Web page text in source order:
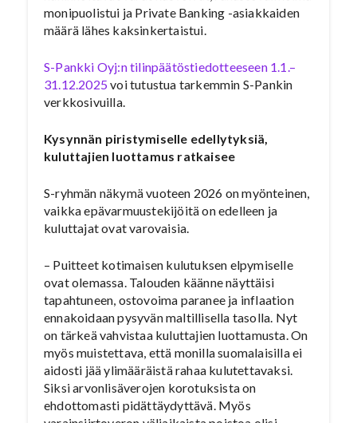
monipuolistui ja Private Banking -asiakkaiden
määrä lähes kaksinkertaistui.
S-Pankki Oyj:n tilinpäätöstiedotteeseen 1.1.–
31.12.2025voi tutustua tarkemmin S-Pankin
verkkosivuilla.
Kysynnän piristymiselle edellytyksiä,
kuluttajien luottamus ratkaisee
S-ryhmän näkymä vuoteen 2026 on myönteinen,
vaikka epävarmuustekijöitä on edelleen ja
kuluttajat ovat varovaisia.
– Puitteet kotimaisen kulutuksen elpymiselle
ovat olemassa. Talouden käänne näyttäisi
tapahtuneen, ostovoima paranee ja inflaation
ennakoidaan pysyvän maltillisella tasolla. Nyt
on tärkeä vahvistaa kuluttajien luottamusta. On
myös muistettava, että monilla suomalaisilla ei
aidosti jää ylimääräistä rahaa kulutettavaksi.
Siksi arvonlisäverojen korotuksista on
ehdottomasti pidättäydyttävä. Myös